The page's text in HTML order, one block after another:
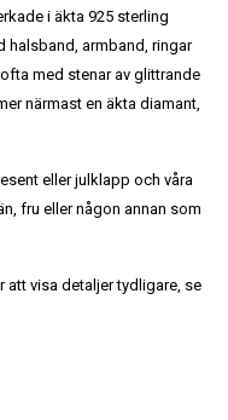
i äkta 925 sterling
halsband, armband, ringar
med stenar av glittrande
närmast en äkta diamant,
eller julklapp och våra
fru eller någon annan som
visa detaljer tydligare, se